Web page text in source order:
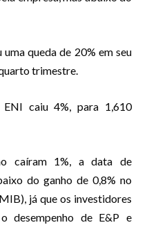
queda de 20% em seu
trimestre.
caiu 4%, para 1,610
caíram 1%, a data de
do ganho de 0,8% no
já que os investidores
desempenho de E&P e